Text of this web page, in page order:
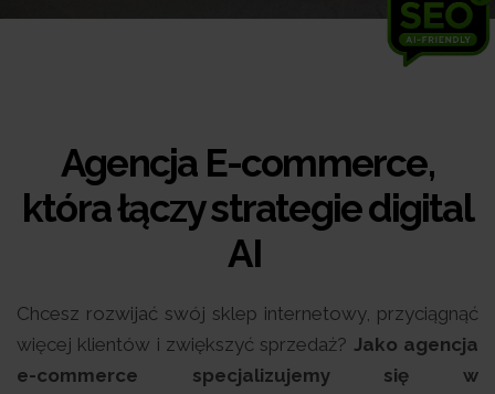
Agencja E-commerce,
która łączy strategie digital
AI
Chcesz rozwijać swój sklep internetowy, przyciągnąć
więcej klientów i zwiększyć sprzedaż? Jako agencja
e-commerce specjalizujemy się w